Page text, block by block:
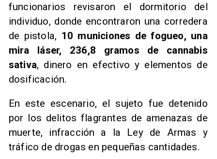
funcionarios revisaron el dormitorio del
individuo, donde encontraron una corredera
de pistola, 10 municiones de fogueo, una
mira láser, 236,8 gramos de cannabis
sativa, dinero en efectivo y elementos de
dosificación.
En este escenario, el sujeto fue detenido
por los delitos flagrantes de amenazas de
muerte, infracción a la Ley de Armas y
tráfico de drogas en pequeñas cantidades.